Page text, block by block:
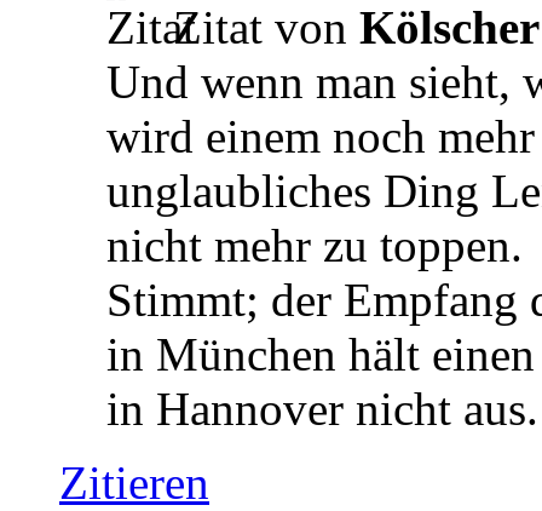
Zitat von
Und wenn man sieht,
wird einem noch
unglaubliches Ding
nicht mehr zu toppen.
Stimmt; der Empfang
in München hält
in Hannover nicht
Zitieren